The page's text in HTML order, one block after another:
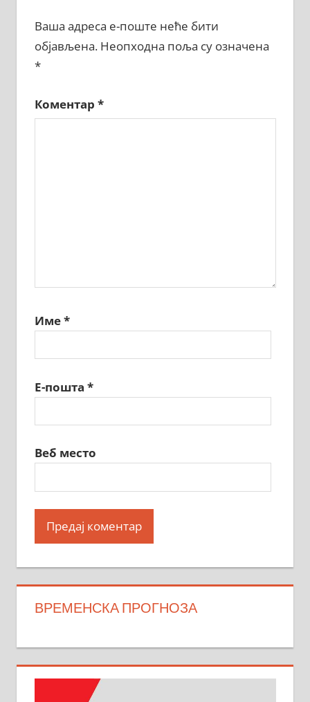
Ваша адреса е-поште неће бити
објављена. Неопходна поља су означена
*
Коментар *
Име*
Е-пошта *
Веб место
ВРЕМЕНСКА ПРОГНОЗА